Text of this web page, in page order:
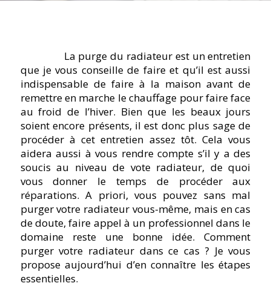
La purge du radiateur est un entretien
que je vous conseille de faire et qu’il est aussi
indispensable de faire à la maison avant de
remettre en marche le chauffage pour faire face
au froid de l’hiver. Bien que les beaux jours
soient encore présents, il est donc plus sage de
procéder à cet entretien assez tôt. Cela vous
aidera aussi à vous rendre compte s’il y a des
soucis au niveau de vote radiateur, de quoi
vous donner le temps de procéder aux
réparations. A priori, vous pouvez sans mal
purger votre radiateur vous-même, mais en cas
de doute, faire appel à un professionnel dans le
domaine reste une bonne idée. Comment
purger votre radiateur dans ce cas ? Je vous
propose aujourd’hui d’en connaître les étapes
essentielles.